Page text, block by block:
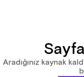
Aradığınız kaynak